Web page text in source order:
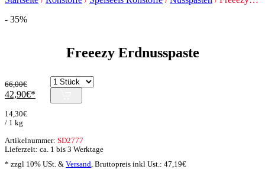
- 35%
Freeezy Erdnusspaste
66,00€
Ursprünglicher
war:
66,00€
42,90€
Preis
* zzgl 10% USt. & Versand Bruttopreis inkl Ust.: 47,19€
Artikelnummer: SD2777
14,30€
/ 1 kg
Lieferzeit: ca. 1 bis 3 Werktage